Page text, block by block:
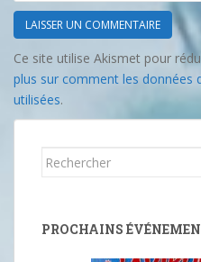
Ce site utilise Akismet pour
plus sur comment les données
utilisées.
Rechercher...
PROCHAINS